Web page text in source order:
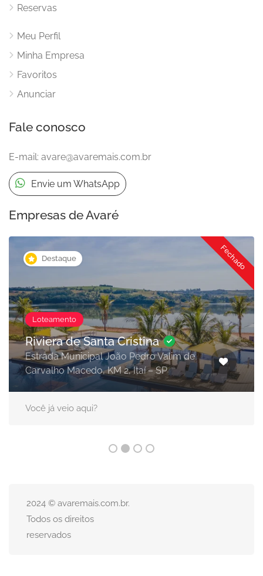
Reservas
Meu Perfil
Minha Empresa
Favoritos
Anunciar
Fale conosco
E-mail: avare@avaremais.com.br
Envie um WhatsApp
Empresas de Avaré
Destaque Fechado
Loteamento
Riviera de Santa Cristina
Estrada Municipal João Pedro Valim de
Carvalho Macedo, KM 2, Itaí – SP
Você já veio aqui?
2024 © avaremais.com.br.
Todos os direitos
reservados